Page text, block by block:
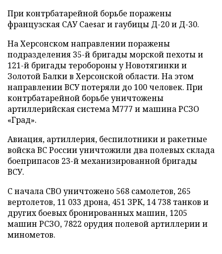
При контрбатарейной борьбе поражены
французская САУ Caesar и гаубицы Д-20 и Д-30.
На Херсонском направлении поражены
подразделения 35-й бригады морской пехоты и
121-й бригады теробороны у Новотягинки и
Золотой Балки в Херсонской области. На этом
направлении ВСУ потеряли до 100 человек. При
контрбатарейной борьбе уничтожены
артиллерийская система М777 и машина РСЗО
«Град».
Авиация, артиллерия, беспилотники и ракетные
войска ВС России уничтожили два полевых склада
боеприпасов 23-й механизированной бригады
ВСУ.
С начала СВО уничтожено 568 самолетов, 265
вертолетов, 11 033 дрона, 451 ЗРК, 14 738 танков и
других боевых бронированных машин, 1205
машин РСЗО, 7822 орудия полевой артиллерии и
минометов.